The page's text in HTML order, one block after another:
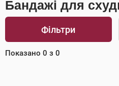
Бандажі для
Фільтри
Показано 0 з 0